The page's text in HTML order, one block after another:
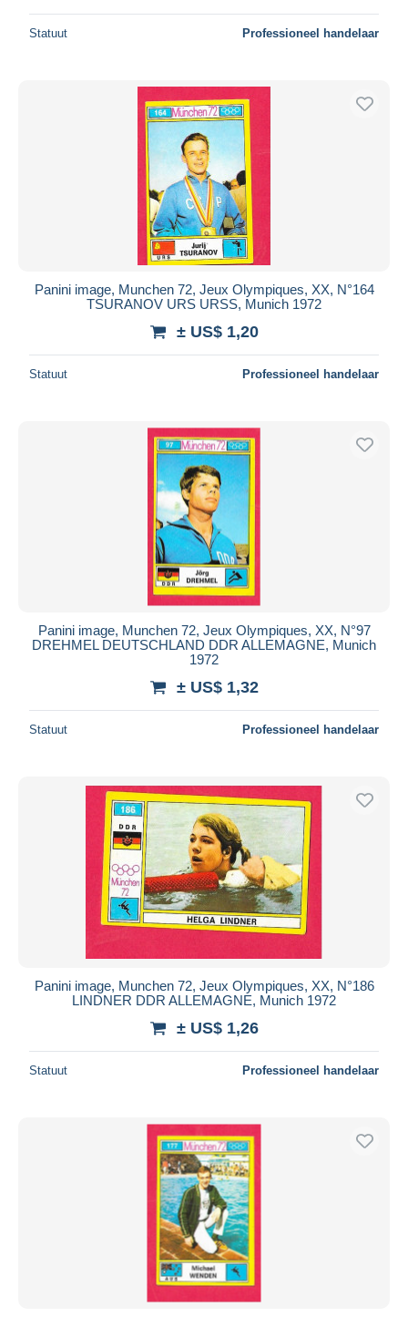
Statuut Professioneel handelaar
Panini image, Munchen 72, Jeux Olympiques, XX, N°164
TSURANOV URS URSS, Munich 1972
± US$ 1,20
Statuut Professioneel handelaar
Panini image, Munchen 72, Jeux Olympiques, XX, N°97
DREHMEL DEUTSCHLAND DDR ALLEMAGNE, Munich
1972
± US$ 1,32
Statuut Professioneel handelaar
Panini image, Munchen 72, Jeux Olympiques, XX, N°186
LINDNER DDR ALLEMAGNE, Munich 1972
± US$ 1,26
Statuut Professioneel handelaar